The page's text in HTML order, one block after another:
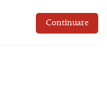
Continuare